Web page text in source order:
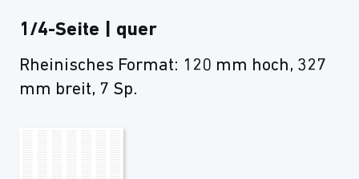
1/4-Seite | quer
Rheinisches Format: 120 mm hoch, 327
mm breit, 7 Sp.